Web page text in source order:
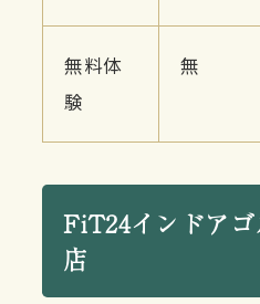
無料体
験
無
FiT24インドア
店